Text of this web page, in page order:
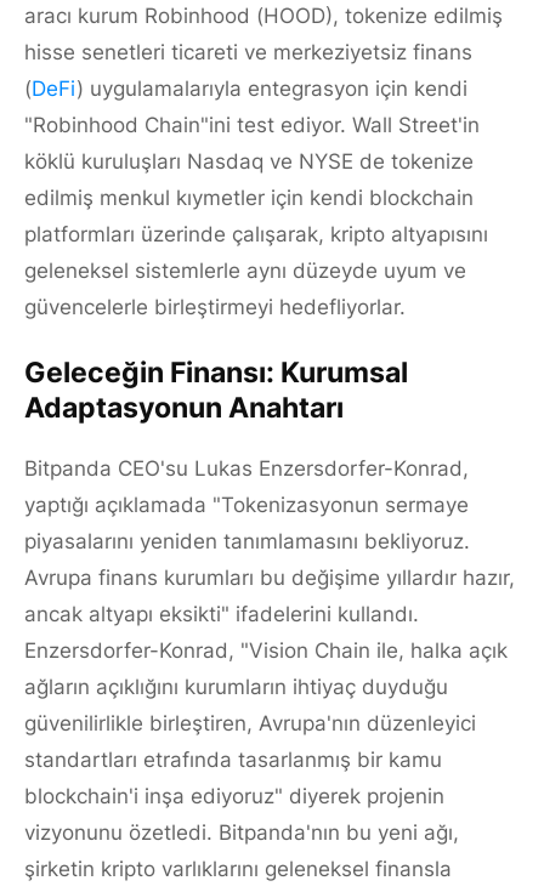
aracı kurum Robinhood (HOOD), tokenize edilmiş
hisse senetleri ticareti ve merkeziyetsiz finans
(DeFi) uygulamalarıyla entegrasyon için kendi
"Robinhood Chain"ini test ediyor. Wall Street'in
köklü kuruluşları Nasdaq ve NYSE de tokenize
edilmiş menkul kıymetler için kendi blockchain
platformları üzerinde çalışarak, kripto altyapısını
geleneksel sistemlerle aynı düzeyde uyum ve
güvencelerle birleştirmeyi hedefliyorlar.
Geleceğin Finansı: Kurumsal
Adaptasyonun Anahtarı
Bitpanda CEO'su Lukas Enzersdorfer-Konrad,
yaptığı açıklamada "Tokenizasyonun sermaye
piyasalarını yeniden tanımlamasını bekliyoruz.
Avrupa finans kurumları bu değişime yıllardır hazır,
ancak altyapı eksikti" ifadelerini kullandı.
Enzersdorfer-Konrad, "Vision Chain ile, halka açık
ağların açıklığını kurumların ihtiyaç duyduğu
güvenilirlikle birleştiren, Avrupa'nın düzenleyici
standartları etrafında tasarlanmış bir kamu
blockchain'i inşa ediyoruz" diyerek projenin
vizyonunu özetledi. Bitpanda'nın bu yeni ağı,
şirketin kripto varlıklarını geleneksel finansla